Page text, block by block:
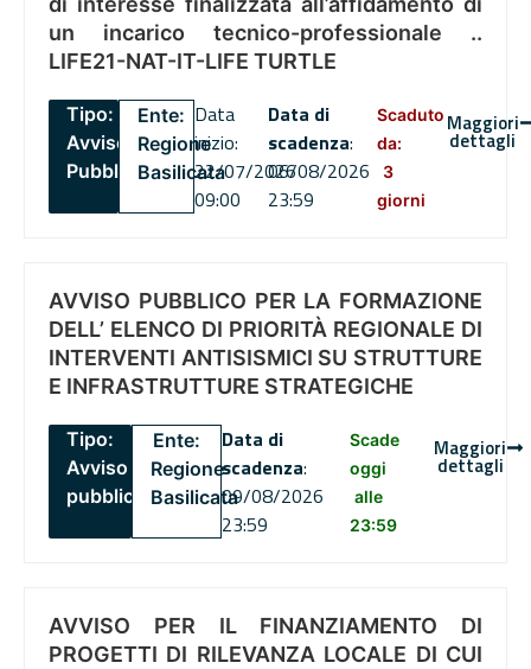
un incarico tecnico-professionale ..
LIFE21-NAT-IT-LIFE TURTLE
Tipo:
Avviso
Pubblico
Ente:
Regione
Basilicata
Data
inizio:
22/07/2026
09:00
Data di
scadenza:
06/08/2026
23:59
Scaduto
da:
3
giorni
Maggiori
dettagli
AVVISO PUBBLICO PER LA FORMAZIONE
DELL’ ELENCO DI PRIORITÀ REGIONALE DI
INTERVENTI ANTISISMICI SU STRUTTURE
E INFRASTRUTTURE STRATEGICHE
Tipo:
Avviso
pubblico
Ente:
Regione
Basilicata
Data di
scadenza:
09/08/2026
23:59
Scade
oggi
alle
23:59
Maggiori
dettagli
AVVISO PER IL FINANZIAMENTO DI
PROGETTI DI RILEVANZA LOCALE DI CUI